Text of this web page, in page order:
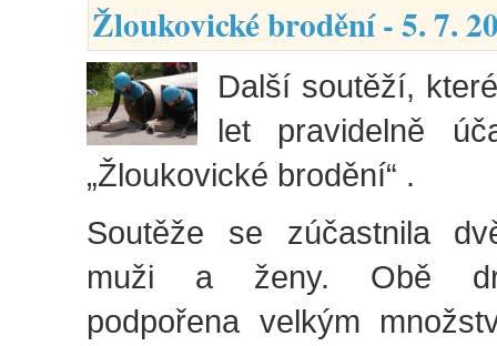
Žloukovické brodění - 5. 7.
Další soutěží,
let pravidelně
„Žloukovické brodění“ .
Soutěže se zúčastnila
muži a ženy. Obě
podpořena velkým